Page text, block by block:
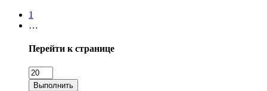
1
…
Перейти к странице
Выполнить